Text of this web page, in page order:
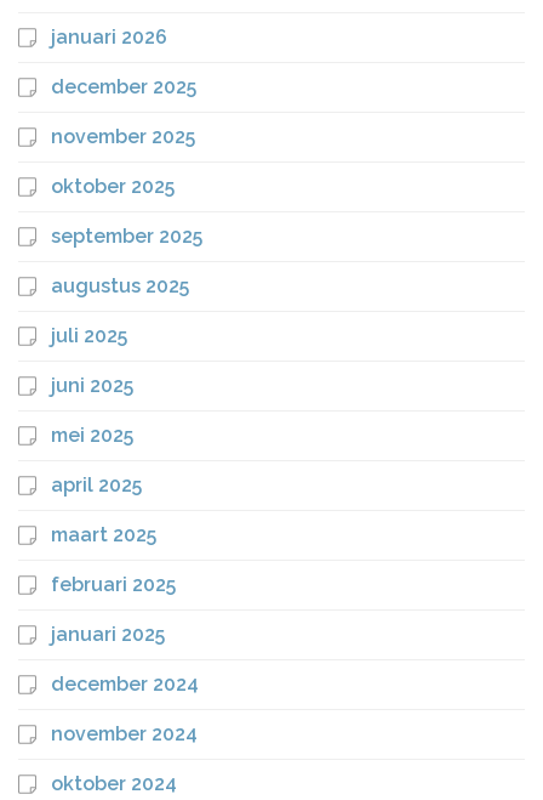
januari 2026
december 2025
november 2025
oktober 2025
september 2025
augustus 2025
juli 2025
juni 2025
mei 2025
april 2025
maart 2025
februari 2025
januari 2025
december 2024
november 2024
oktober 2024